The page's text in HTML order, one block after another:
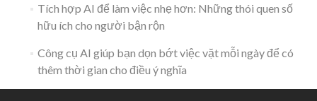
Tích hợp AI để làm việc nhẹ hơn: Những thói quen số
hữu ích cho người bận rộn
Công cụ AI giúp bạn dọn bớt việc vặt mỗi ngày để có
thêm thời gian cho điều ý nghĩa